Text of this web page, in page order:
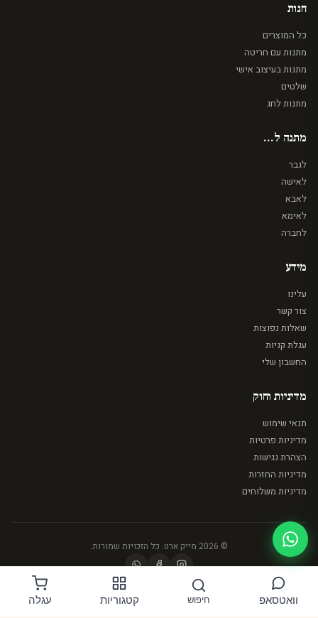
חנות
כל המוצרים
מתנות עם חריטה
מתנות בעיצוב אישי
שלטים
מתנות לחג
מתנה ל...
לגבר
לאישה
לאבא
לאימא
לחברה
מידע
עלינו
צור קשר
שאלות נפוצות
עגלת קניות
החשבון שלי
מדיניות וחוק
תנאי שימוש
מדיניות פרטיות
הצהרת נגישות
מדיניות החזרות
מדיניות משלוחים
© 2026 מייק ארט. כל הזכויות שמורות.
MASTERCARD
PAYPAL
וואטסאפ חיפוש קטגוריות עגלה